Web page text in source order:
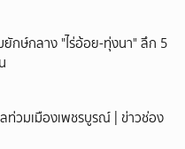
กษ์กลาง "ไร่อ้อย-ทุ่งนา" ลึก 5
ท่วมเมืองเพชรบูรณ์ | ข่าวช่อง